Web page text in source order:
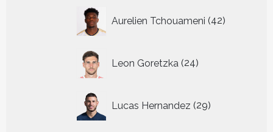
Aurelien Tchouameni 42
producten
Leon Goretzka 24
producten
Lucas Hernandez 29
producten